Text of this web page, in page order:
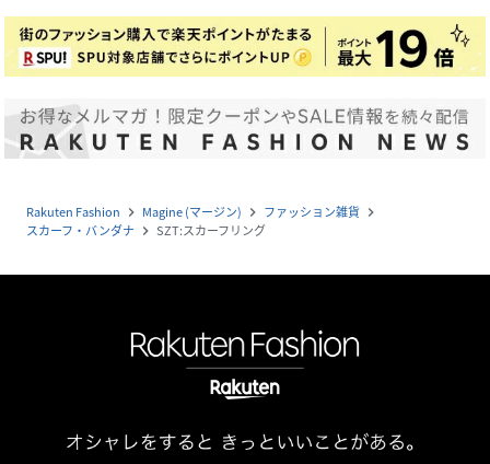
Rakuten Fashion navigate_next Magine (マージン) navigate_next ファッション雑貨 navigate_next
スカーフ・バンダナ navigate_next SZT:スカーフリング